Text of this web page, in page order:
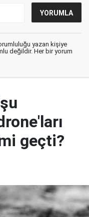
yazan kişiye
değildir. Her bir yorum
geçti?